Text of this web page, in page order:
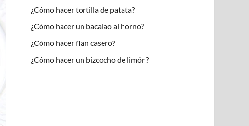
¿Cómo hacer tortilla de patata?
¿Cómo hacer un bacalao al horno?
¿Cómo hacer flan casero?
¿Cómo hacer un bizcocho de limón?